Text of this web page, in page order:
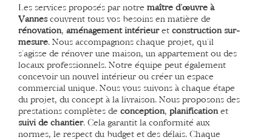
Les services proposés par notre maître d’œuvre à
Vannes couvrent tous vos besoins en matière de
rénovation, aménagement intérieuret construction sur-
mesure. Nous accompagnons chaque projet, qu’il
s’agisse de rénover une maison, un appartement ou des
locaux professionnels. Notre équipe peut également
concevoir un nouvel intérieur ou créer un espace
commercial unique. Nous vous suivons à chaque étape
du projet, du concept à la livraison. Nous proposons des
prestations complètes de conception, planification et
suivi de chantier. Cela garantit la conformité aux
normes, le respect du budget et des délais. Chaque